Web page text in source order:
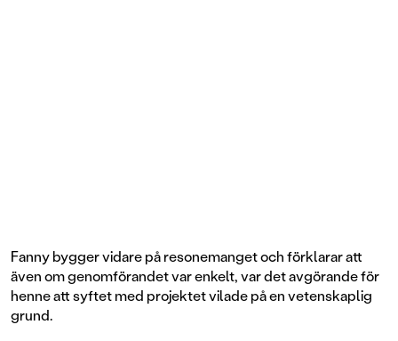
Fanny bygger vidare på resonemanget och förklarar att
även om genomförandet var enkelt, var det avgörande för
henne att syftet med projektet vilade på en vetenskaplig
grund.